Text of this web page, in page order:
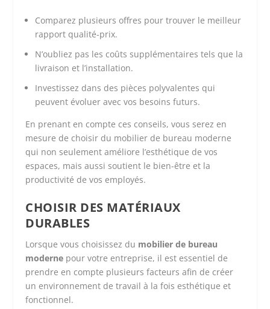
Comparez plusieurs offres pour trouver le meilleur
rapport qualité-prix.
N’oubliez pas les coûts supplémentaires tels que la
livraison et l’installation.
Investissez dans des pièces polyvalentes qui
peuvent évoluer avec vos besoins futurs.
En prenant en compte ces conseils, vous serez en
mesure de choisir du mobilier de bureau moderne
qui non seulement améliore l’esthétique de vos
espaces, mais aussi soutient le bien-être et la
productivité de vos employés.
CHOISIR DES MATÉRIAUX
DURABLES
Lorsque vous choisissez du mobilier de bureau
moderne pour votre entreprise, il est essentiel de
prendre en compte plusieurs facteurs afin de créer
un environnement de travail à la fois esthétique et
fonctionnel.